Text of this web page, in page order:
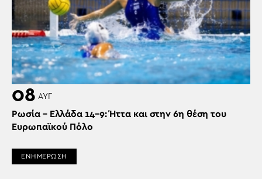
08 ΑΥΓ
Ρωσία – Ελλάδα 14-9: Ήττα και στην 6η θέση του
Ευρωπαϊκού Πόλο
ΕΝΗΜΕΡΩΣΗ